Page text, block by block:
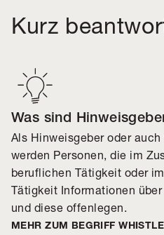
Kurz
Was sind
Als Hinweisgeber oder
werden Personen, die im
beruflichen Tätigkeit oder
Tätigkeit Informationen
und diese offenlegen.
MEHR ZUM BEGRIFF